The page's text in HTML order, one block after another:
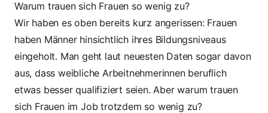
Warum trauen sich Frauen so wenig zu?
Wir haben es oben bereits kurz angerissen: Frauen
haben Männer hinsichtlich ihres Bildungsniveaus
eingeholt. Man geht laut neuesten Daten sogar davon
aus, dass weibliche Arbeitnehmerinnen beruflich
etwas besser qualifiziert seien. Aber warum trauen
sich Frauen im Job trotzdem so wenig zu?